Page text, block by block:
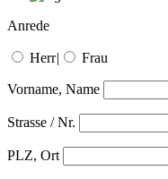
Anrede
Herr| Frau
Vorname, Name
Strasse / Nr.
PLZ, Ort